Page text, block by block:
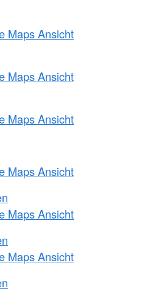
Maps Ansicht
Maps Ansicht
Maps Ansicht
Maps Ansicht
Maps Ansicht
Maps Ansicht